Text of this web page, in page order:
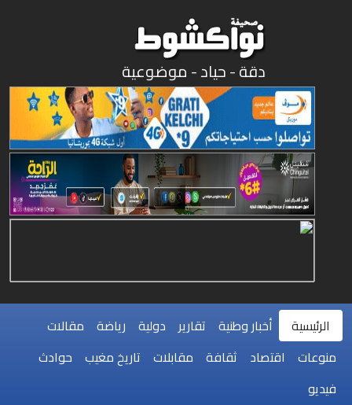
دقة - حياد - موضوعية
الرئيسية أخبار وطنية تقارير دولية رياضة مقالات
منوعات اقتصاد ثقافة مقابلات تاريخ مغيب حوادث
فيديو